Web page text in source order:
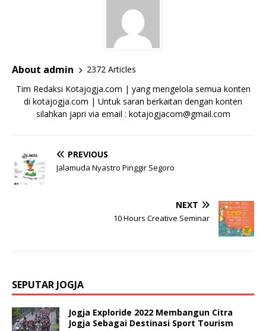
About admin
2372 Articles
Tim Redaksi Kotajogja.com | yang mengelola semua konten
di kotajogja.com | Untuk saran berkaitan dengan konten
silahkan japri via email : kotajogjacom@gmail.com
PREVIOUS
Jalamuda Nyastro Pinggir Segoro
NEXT
10 Hours Creative Seminar
SEPUTAR JOGJA
Jogja Exploride 2022 Membangun Citra
Jogja Sebagai Destinasi Sport Tourism